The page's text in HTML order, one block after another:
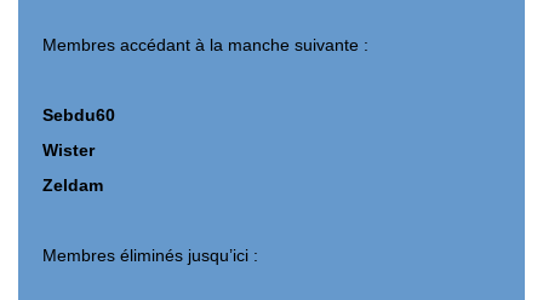
Membres accédant à la manche suivante :
Sebdu60
Wister
Zeldam
Membres éliminés jusqu’ici :